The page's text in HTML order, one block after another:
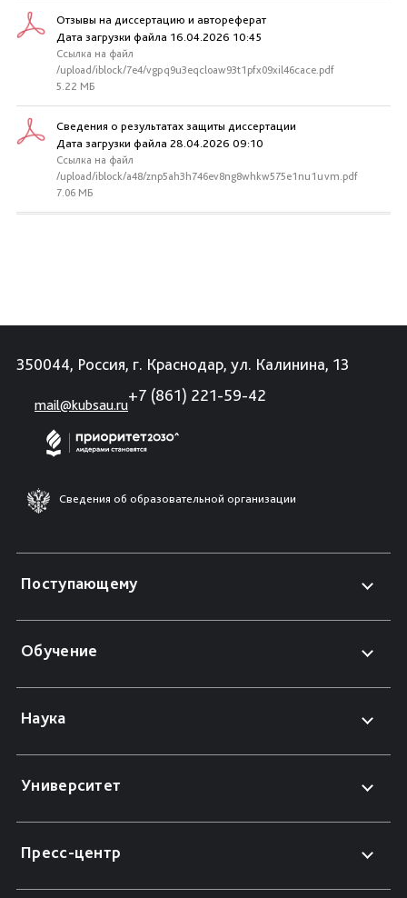
Отзывы на диссертацию и автореферат
Дата загрузки файла 16.04.2026 10:45
Ссылка на файл
/upload/iblock/7e4/vgpq9u3eqcloaw93t1pfx09xil46cace.pdf
5.22 МБ
Сведения о результатах защиты диссертации
Дата загрузки файла 28.04.2026 09:10
Ссылка на файл
/upload/iblock/a48/znp5ah3h746ev8ng8whkw575e1nu1uvm.pdf
7.06 МБ
350044, Россия, г. Краснодар, ул. Калинина, 13
mail@kubsau.ru
+7 (861) 221-59-42
Сведения об образовательной организации
Поступающему
Обучение
Наука
Университет
Пресс-центр